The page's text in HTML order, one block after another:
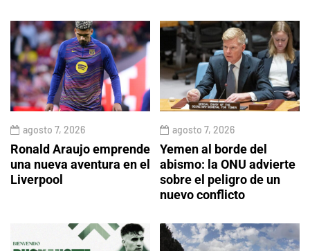
agosto 7, 2026
Ronald Araujo emprende
una nueva aventura en el
Liverpool
agosto 7, 2026
Yemen al borde del
abismo: la ONU advierte
sobre el peligro de un
nuevo conflicto